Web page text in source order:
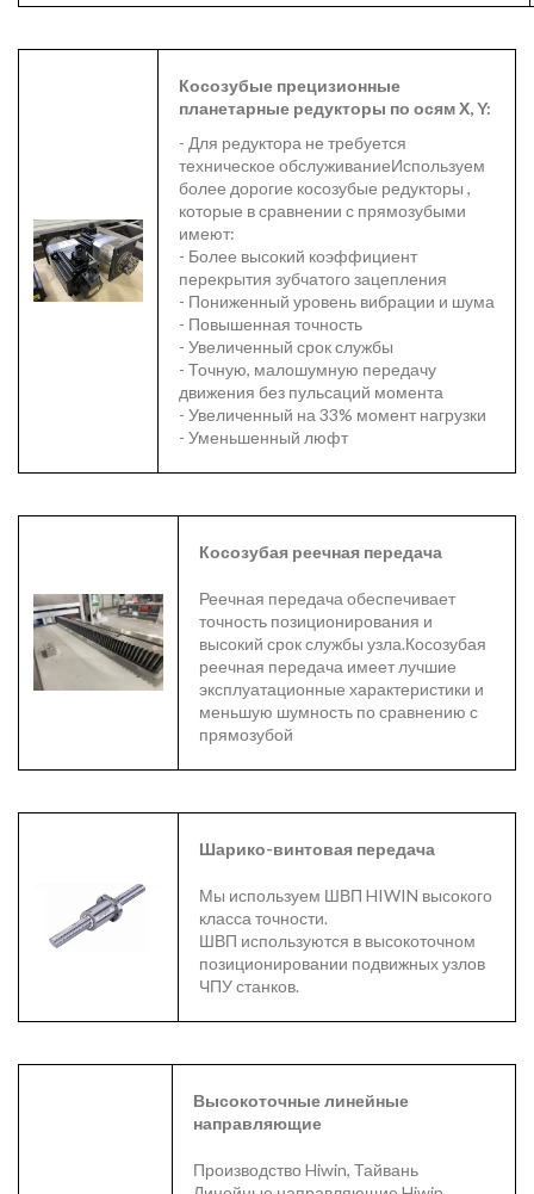
Косозубые прецизионные
планетарные редукторы по осям Х, Y:
- Для редуктора не требуется
техническое обслуживаниеИспользуем
более дорогие косозубые редукторы ,
которые в сравнении с прямозубыми
имеют:
- Более высокий коэффициент
перекрытия зубчатого зацепления
- Пониженный уровень вибрации и шума
- Повышенная точность
- Увеличенный срок службы
- Точную, малошумную передачу
движения без пульсаций момента
- Увеличенный на 33% момент нагрузки
- Уменьшенный люфт
Косозубая реечная передача
Реечная передача обеспечивает
точность позиционирования и
высокий срок службы узла.Косозубая
реечная передача имеет лучшие
эксплуатационные характеристики и
меньшую шумность по сравнению с
прямозубой
Шарико-винтовая передача
Мы используем ШВП HIWIN высокого
класса точности.
ШВП используются в высокоточном
позиционировании подвижных узлов
ЧПУ станков.
Высокоточные линейные
направляющие
Производство Hiwin, Тайвань